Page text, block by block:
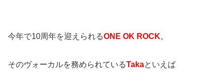
今年で10周年を迎えられるONE OK ROCK。
そのヴォーカルを務められているTakaといえば